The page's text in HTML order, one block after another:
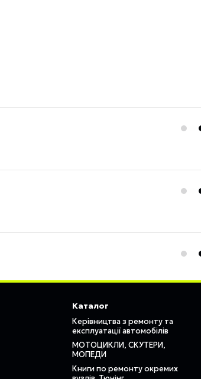
Каталог
Керівництва з ремонту та
експлуатації автомобілів
МОТОЦИКЛИ, СКУТЕРИ,
МОПЕДИ
Книги по ремонту окремих